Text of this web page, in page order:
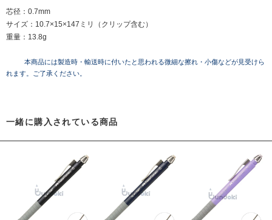
芯径：0.7mm
サイズ：10.7×15×147ミリ（クリップ含む）
重量：13.8g
本商品には製造時・輸送時に付いたと思われる微細な擦れ・小傷などが見受けら
れます。ご了承ください。
一緒に購入されている商品